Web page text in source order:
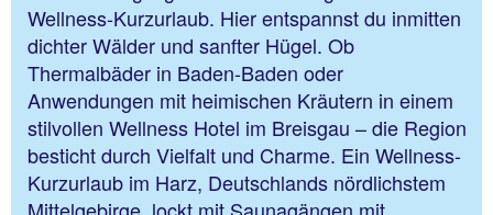
Wellness-Kurzurlaub. Hier entspannst du inmitten
dichter Wälder und sanfter Hügel. Ob
Thermalbäder in Baden-Baden oder
Anwendungen mit heimischen Kräutern in einem
stilvollen Wellness Hotel im Breisgau – die Region
besticht durch Vielfalt und Charme. Ein Wellness-
Kurzurlaub im Harz, Deutschlands nördlichstem